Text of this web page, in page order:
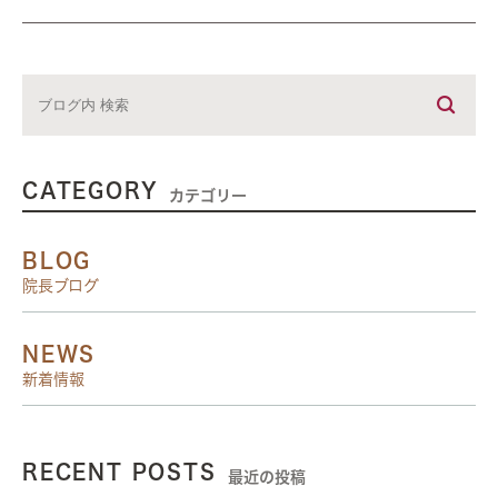
CATEGORY カテゴリー
BLOG
院長ブログ
NEWS
新着情報
RECENT POSTS 最近の投稿